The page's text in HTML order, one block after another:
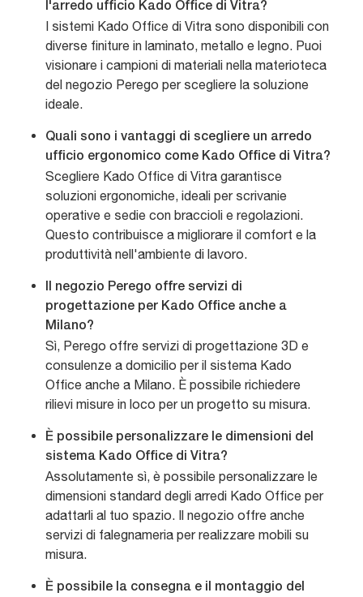
l'arredo ufficio Kado Office di Vitra?
I sistemi Kado Office di Vitra sono disponibili con
diverse finiture in laminato, metallo e legno. Puoi
visionare i campioni di materiali nella materioteca
del negozio Perego per scegliere la soluzione
ideale.
Quali sono i vantaggi di scegliere un arredo
ufficio ergonomico come Kado Office di Vitra?
Scegliere Kado Office di Vitra garantisce
soluzioni ergonomiche, ideali per scrivanie
operative e sedie con braccioli e regolazioni.
Questo contribuisce a migliorare il comfort e la
produttività nell'ambiente di lavoro.
Il negozio Perego offre servizi di
progettazione per Kado Office anche a
Milano?
Sì, Perego offre servizi di progettazione 3D e
consulenze a domicilio per il sistema Kado
Office anche a Milano. È possibile richiedere
rilievi misure in loco per un progetto su misura.
È possibile personalizzare le dimensioni del
sistema Kado Office di Vitra?
Assolutamente sì, è possibile personalizzare le
dimensioni standard degli arredi Kado Office per
adattarli al tuo spazio. Il negozio offre anche
servizi di falegnameria per realizzare mobili su
misura.
È possibile la consegna e il montaggio del